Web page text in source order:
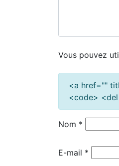
Vous pouvez
<a href=""
<code>
Nom *
E-mail *